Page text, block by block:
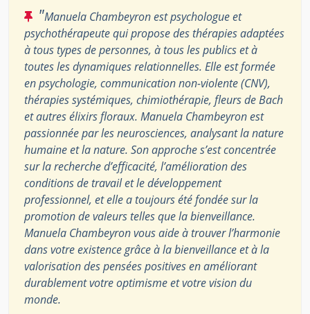
"Manuela Chambeyron est psychologue et
psychothérapeute qui propose des thérapies adaptées
à tous types de personnes, à tous les publics et à
toutes les dynamiques relationnelles. Elle est formée
en psychologie, communication non-violente (CNV),
thérapies systémiques, chimiothérapie, fleurs de Bach
et autres élixirs floraux. Manuela Chambeyron est
passionnée par les neurosciences, analysant la nature
humaine et la nature. Son approche s’est concentrée
sur la recherche d’efficacité, l’amélioration des
conditions de travail et le développement
professionnel, et elle a toujours été fondée sur la
promotion de valeurs telles que la bienveillance.
Manuela Chambeyron vous aide à trouver l’harmonie
dans votre existence grâce à la bienveillance et à la
valorisation des pensées positives en améliorant
durablement votre optimisme et votre vision du
monde.